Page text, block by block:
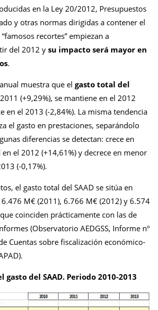
en la Ley 20/2012, Presupuestos
y otras normas dirigidas a contener el
recortes” empiezan a
del 2012 y su impacto será mayor en
.
muestra que el gasto total del
(+9,29%), se mantiene en el 2012
en el 2013 (-2,84%). La misma tendencia
el gasto en prestaciones, separándolo
diferencias se detectan: crece en
el 2012 (+14,61%) y decrece en menor
(-0,17%).
el gasto total del SAAD se sitúa en
M€ (2011), 6.766 M€ (2012) y 6.574
coinciden prácticamente con las de
(Observatorio AEDGSS, Informe nº
Cuentas sobre fiscalización económico-
gasto del SAAD. Periodo 2010-2013